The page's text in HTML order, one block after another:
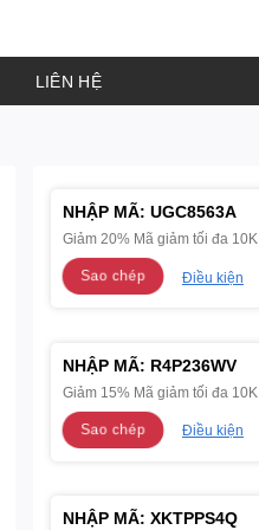
LIÊN HỆ
NHẬP MÃ: UGC8563A
Giảm 20% Mã giảm tối đa 10K
Sao chép Điều kiện
NHẬP MÃ: R4P236WV
Giảm 15% Mã giảm tối đa 10K
Sao chép Điều kiện
NHẬP MÃ: XKTPPS4Q